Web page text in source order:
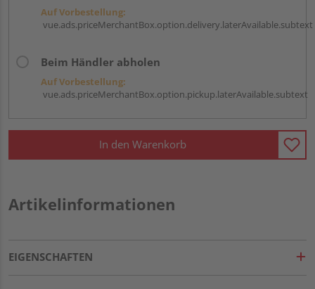
Auf Vorbestellung:
vue.ads.priceMerchantBox.option.delivery.laterAvailable.subtext
Beim Händler abholen
Auf Vorbestellung:
vue.ads.priceMerchantBox.option.pickup.laterAvailable.subtext
In den Warenkorb
Artikelinformationen
EIGENSCHAFTEN